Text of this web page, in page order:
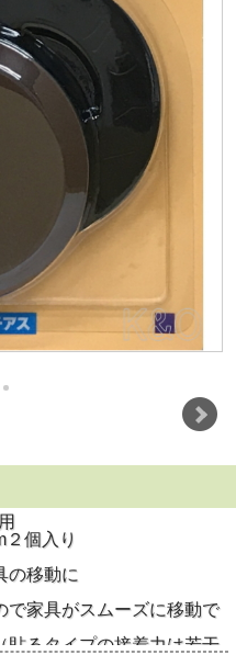
２個入り
の移動に
で家具がスムーズに移動で
貼るタイプの接着力は若干